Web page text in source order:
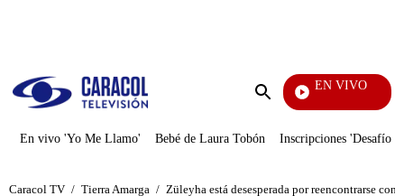
Enviar
EN VIVO
Yo Me Llamo
En vivo 'Yo Me Llamo' Bebé de Laura Tobón Inscripciones 'Desafío'
Caracol TV / Tierra Amarga / Züleyha está desesperada por reencontrarse